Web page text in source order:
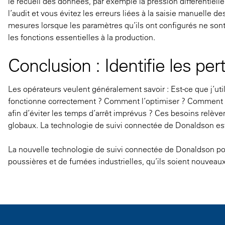
l’audit et vous évitez les erreurs liées à la saisie manuelle
mesures lorsque les paramètres qu’ils ont configurés ne
les fonctions essentielles à la production.
Conclusion : Identifie les
Les opérateurs veulent généralement savoir : Est-ce que
fonctionne correctement ? Comment l’optimiser ?
afin d’éviter les temps d’arrêt imprévus ? Ces besoins
globaux. La technologie de suivi connectée de Donaldson
La nouvelle technologie de suivi connectée de Donaldson
poussières et de fumées industrielles, qu’ils soient